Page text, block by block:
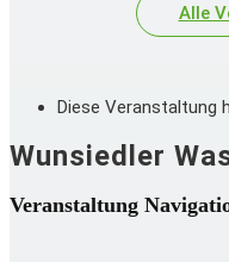
Alle
Diese Veranstaltung
Wunsiedler
Veranstaltung